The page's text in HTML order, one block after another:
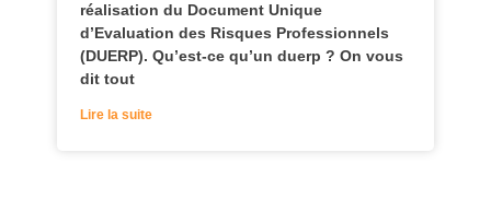
réalisation du Document Unique
d’Evaluation des Risques Professionnels
(DUERP). Qu’est-ce qu’un duerp ? On vous
dit tout
Lire la suite